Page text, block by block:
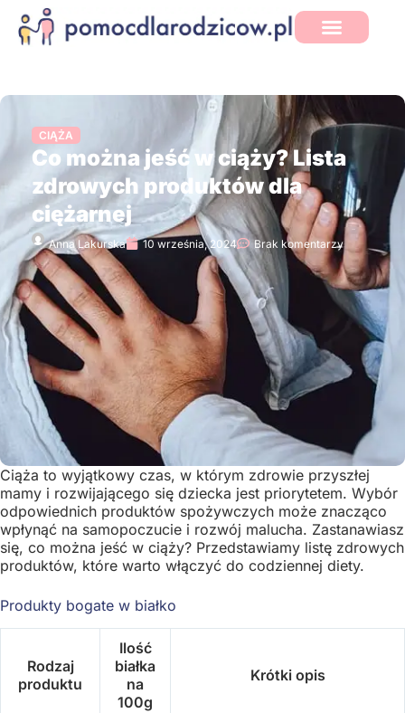
CIĄŻA
Co można jeść w ciąży? Lista
zdrowych produktów dla
ciężarnej
Anna Lakurska 10 września, 2024 Brak komentarzy
Ciąża to wyjątkowy czas, w którym zdrowie przyszłej
mamy i rozwijającego się dziecka jest priorytetem. Wybór
odpowiednich produktów spożywczych może znacząco
wpłynąć na samopoczucie i rozwój malucha. Zastanawiasz
się, co można jeść w ciąży? Przedstawiamy listę zdrowych
produktów, które warto włączyć do codziennej diety.
Produkty bogate w białko
Rodzaj
produktu
Ilość
białka
na
100g
Krótki opis